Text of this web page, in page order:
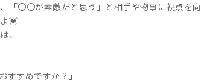
「〇〇が素敵だと思う」と相手や物事に視点を
💓
、
すすめですか？」